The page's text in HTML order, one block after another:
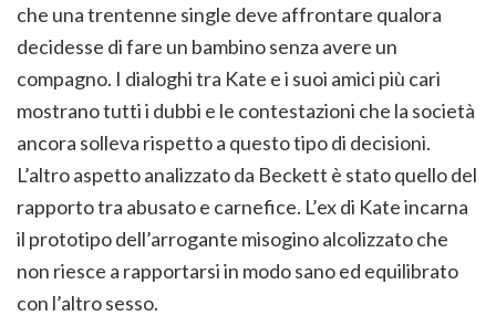
che una trentenne single deve affrontare qualora
decidesse di fare un bambino senza avere un
compagno. I dialoghi tra Kate e i suoi amici più cari
mostrano tutti i dubbi e le contestazioni che la società
ancora solleva rispetto a questo tipo di decisioni.
L’altro aspetto analizzato da Beckett è stato quello del
rapporto tra abusato e carnefice. L’ex di Kate incarna
il prototipo dell’arrogante misogino alcolizzato che
non riesce a rapportarsi in modo sano ed equilibrato
con l’altro sesso.